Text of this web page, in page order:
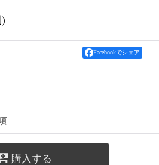
Facebookでシェア
購入する